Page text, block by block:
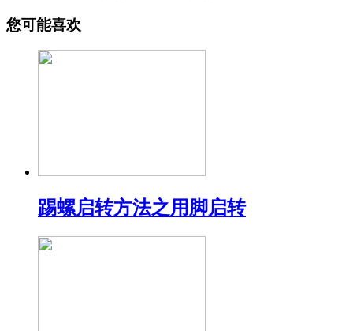
您可能喜欢
踢螺启转方法之用脚启转